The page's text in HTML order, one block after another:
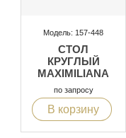
Модель: 157-448
СТОЛ
КРУГЛЫЙ
MAXIMILIANA
по запросу
В корзину